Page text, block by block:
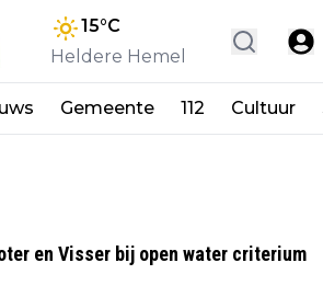
15°C
Heldere Hemel
Gemeente 112 Cultuur
en Visser bij open water criterium